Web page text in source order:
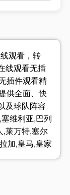
观看，转
线观看无插
插件观看精
供全面、快
及球队阵容
维利亚,巴列
,莱万特,塞尔
加,皇马,皇家
会为球迷们